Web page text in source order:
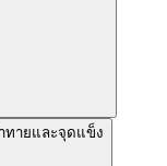
ทายและจุดแข็ง